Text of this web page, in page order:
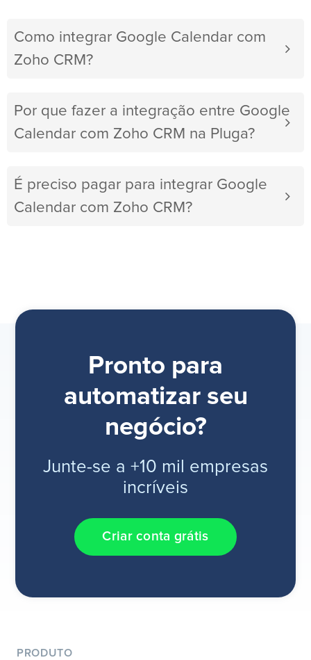
Como integrar Google Calendar com
Zoho CRM?
Por que fazer a integração entre Google
Calendar com Zoho CRM na Pluga?
É preciso pagar para integrar Google
Calendar com Zoho CRM?
Pronto para
automatizar seu
negócio?
Junte-se a +10 mil empresas
incríveis
Criar conta grátis
PRODUTO